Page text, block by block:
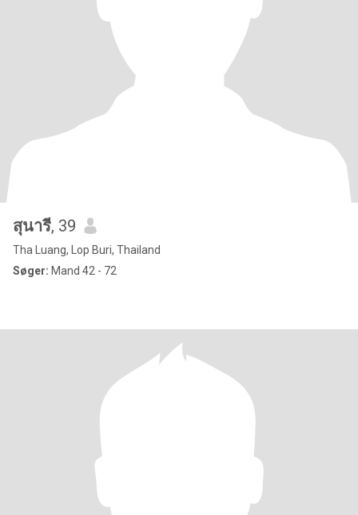
สุนารี, 39
Tha Luang, Lop Buri, Thailand
Søger: Mand 42 - 72